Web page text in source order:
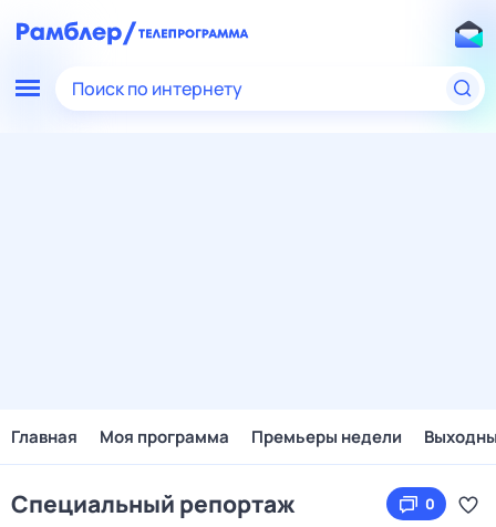
Поиск по интернету
Главная Моя программа Премьеры недели
Специальный репортаж 0